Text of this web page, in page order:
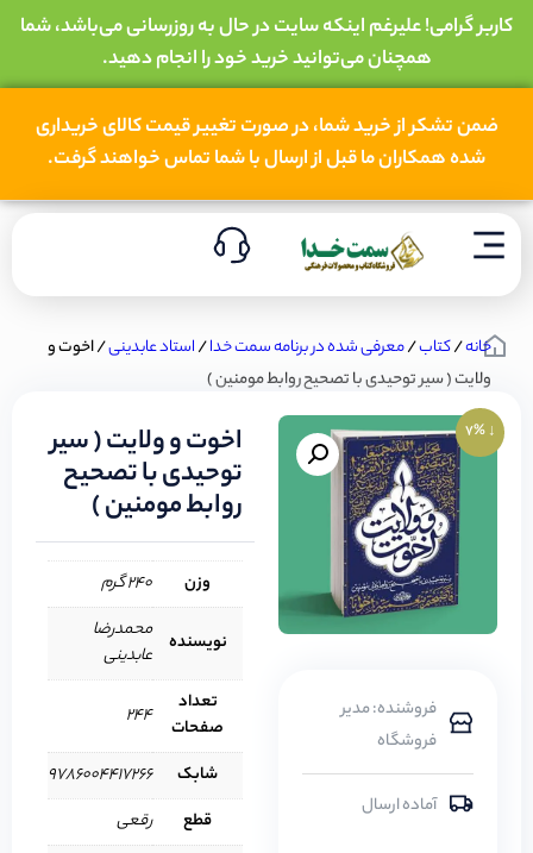
کاربر گرامی! علیرغم اینکه سایت در حال به روزرسانی می‌باشد، شما
همچنان می‌توانید خرید خود را انجام دهید.
ضمن تشکر از خرید شما، در صورت تغییر قیمت کالای خریداری
شده همکاران ما قبل از ارسال با شما تماس خواهند گرفت.
خانه/کتاب/معرفی شده در برنامه سمت خدا/استاد عابدینی/ اخوت و
ولایت ( سیر توحیدی با تصحیح روابط مومنین )
↓ 7%
فروشنده: مدیر
فروشگاه
آماده ارسال
اخوت و ولایت ( سیر
توحیدی با تصحیح
روابط مومنین )
وزن 240 گرم
نویسنده
محمدرضا
عابدینی
تعداد
صفحات
244
شابک
9786004417266
قطع
رقعی